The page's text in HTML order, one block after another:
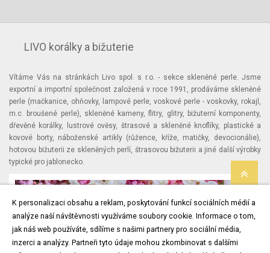
K personalizaci obsahu a reklam, poskytování funkcí sociálních médií a
analýze naší návštěvnosti využíváme soubory cookie. Informace o tom,
jak náš web používáte, sdílíme s našimi partnery pro sociální média,
inzerci a analýzy. Partneři tyto údaje mohou zkombinovat s dalšími
LIVO korálky a bižuterie
Vítáme Vás na stránkách Livo spol. s r.o. - sekce skleněné perle. Jsme
exportní a importní společnost založená v roce 1991, prodáváme skleněné
perle (mačkanice, ohňovky, lampové perle, voskové perle - voskovky, rokajl,
m.c. broušené perle), skleněné kameny, flitry, glitry, bižuterní komponenty,
dřevěné korálky, lustrové ověsy, štrasové a skleněné knoflíky, plastické a
kovové borty, náboženské artikly (růžence, kříže, matičky, devocionálie),
hotovou bižuterii ze skleněných perlí, štrasovou bižuterii a jiné další výrobky
typické pro jablonecko.